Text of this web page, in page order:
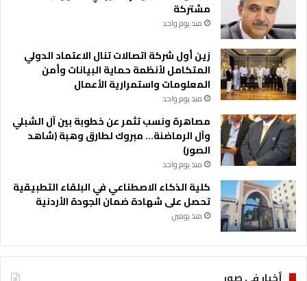
مشتركة
منذ يوم واحد
زين أول شركة اتصالات تنال الاعتماد الدولي
المتكامل لأنظمة حماية البيانات وأمن
المعلومات واستمرارية الأعمال
منذ يوم واحد
مصاهرة ونسب تثمر عن خطوبة بين آل الشبلي
وآل الرماضنة… مبروك لطارق وهبة (شاهد
الصور)
منذ يوم واحد
كلية الذكاء الاصطناعي في البلقاء التطبيقية
تحصل على شهادة ضمان الجودة الأردنية
منذ يومين